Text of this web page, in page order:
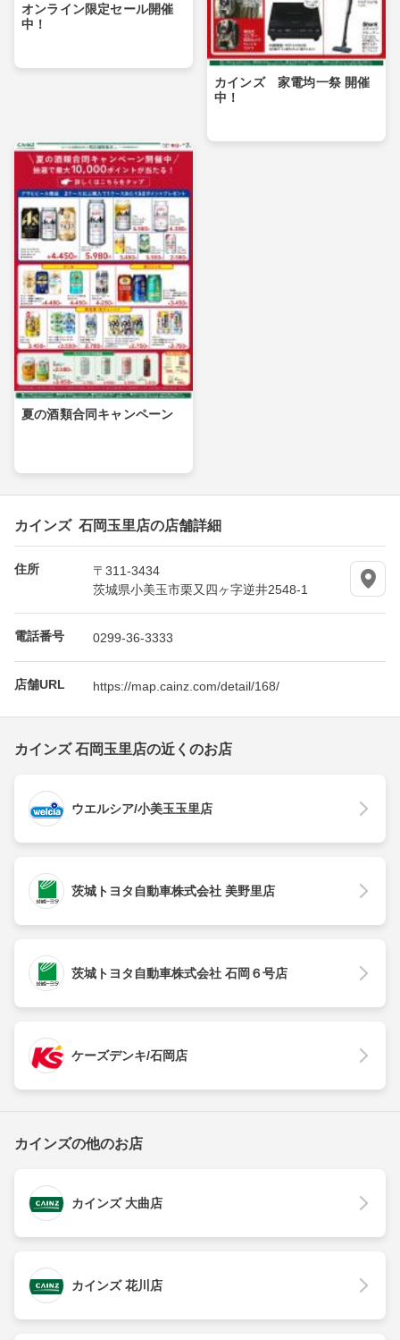
オンライン限定セール開催
中！
カインズ 家電均一祭 開催
中！
夏の酒類合同キャンペーン
カインズ 石岡玉里店の店舗詳細
住所
〒311-3434
茨城県小美玉市栗又四ヶ字逆井2548-1
電話番号 0299-36-3333
店舗URL https://map.cainz.com/detail/168/
カインズ 石岡玉里店の近くのお店
ウエルシア/小美玉玉里店
茨城トヨタ自動車株式会社 美野里店
茨城トヨタ自動車株式会社 石岡６号店
ケーズデンキ/石岡店
カインズの他のお店
カインズ 大曲店
カインズ 花川店